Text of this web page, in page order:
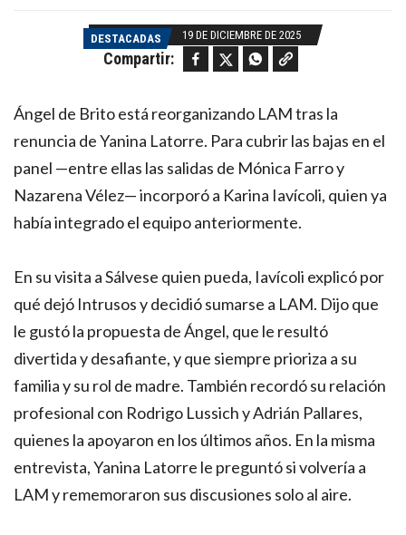
DESTACADAS 19 DE DICIEMBRE DE 2025
Compartir: Facebook Twitter WhatsApp Copy link
Ángel de Brito está reorganizando LAM tras la
renuncia de Yanina Latorre. Para cubrir las bajas en el
panel —entre ellas las salidas de Mónica Farro y
Nazarena Vélez— incorporó a Karina Iavícoli, quien ya
había integrado el equipo anteriormente.
En su visita a Sálvese quien pueda, Iavícoli explicó por
qué dejó Intrusos y decidió sumarse a LAM. Dijo que
le gustó la propuesta de Ángel, que le resultó
divertida y desafiante, y que siempre prioriza a su
familia y su rol de madre. También recordó su relación
profesional con Rodrigo Lussich y Adrián Pallares,
quienes la apoyaron en los últimos años. En la misma
entrevista, Yanina Latorre le preguntó si volvería a
LAM y rememoraron sus discusiones solo al aire.